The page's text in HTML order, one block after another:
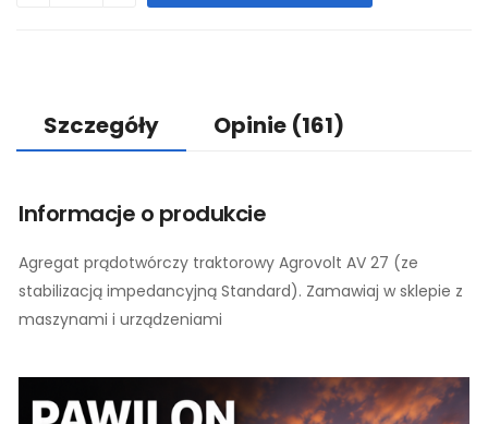
Szczegóły Opinie (161)
Informacje o produkcie
Agregat prądotwórczy traktorowy Agrovolt AV 27 (ze
stabilizacją impedancyjną Standard). Zamawiaj w sklepie z
maszynami i urządzeniami